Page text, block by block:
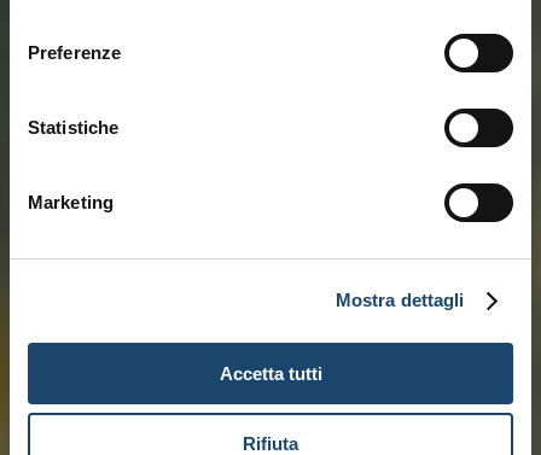
Preferenze
Statistiche
Marketing
Mostra dettagli
Accetta tutti
Rifiuta